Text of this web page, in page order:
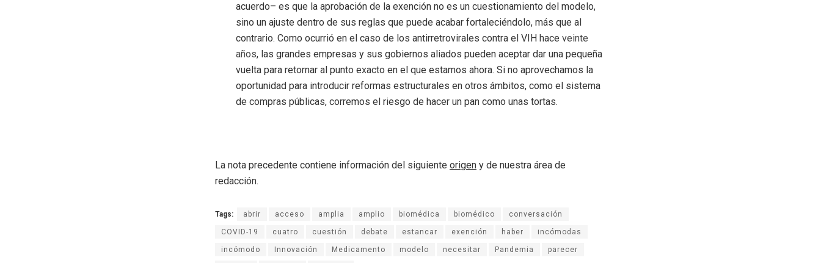
acuerdo– es que la aprobación de la exención no es un cuestionamiento del modelo,
sino un ajuste dentro de sus reglas que puede acabar fortaleciéndolo, más que al
contrario. Como ocurrió en el caso de los antirretrovirales contra el VIH haceveinte
años, las grandes empresas y sus gobiernos aliados pueden aceptar dar una pequeña
vuelta para retornar al punto exacto en el que estamos ahora. Si no aprovechamos la
oportunidad para introducir reformas estructurales en otros ámbitos, como el sistema
de compras públicas, corremos el riesgo de hacer un pan como unas tortas.
La nota precedente contiene información del siguiente origen y de nuestra área de
redacción.
Tags: abrir acceso amplia amplio biomédica biomédico conversación
COVID-19 cuatro cuestión debate estancar exención haber incómodas
incómodo Innovación Medicamento modelo necesitar Pandemia parecer